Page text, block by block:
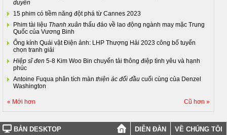
duyên
15 phim có tiềm năng đột phá từ Cannes 2023
Phim tài liệu Thanh xuân thấu đáo về lao động ngành may mặc Trung
Quốc của Vương Binh
Ống kính Quái vật Điện ảnh: LHP Thượng Hải 2023 công bố tuyển
chọn tranh giải
Hiệp sĩ đen 5-8 Kim Woo Bin chuyển tải thông điệp tình yêu và hạnh
phúc
Antoine Fuqua phân tích màn thiện ác đối đầu cuối cùng của Denzel
Washington
« Mới hơn Cũ hơn »
BẢN DESKTOP DIỄN ĐÀN VỀ CHÚNG TÔI